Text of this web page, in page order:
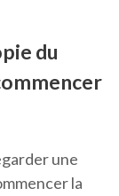
du
une
la